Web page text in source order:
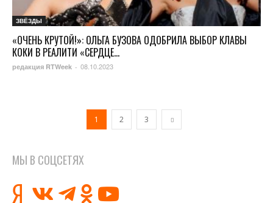
ЗВЁЗДЫ
«ОЧЕНЬ КРУТОЙ!»: ОЛЬГА БУЗОВА ОДОБРИЛА ВЫБОР КЛАВЫ
КОКИ В РЕАЛИТИ «СЕРДЦЕ...
редакция RTWeek - 08.10.2023
1 2 3
МЫ В СОЦСЕТЯХ